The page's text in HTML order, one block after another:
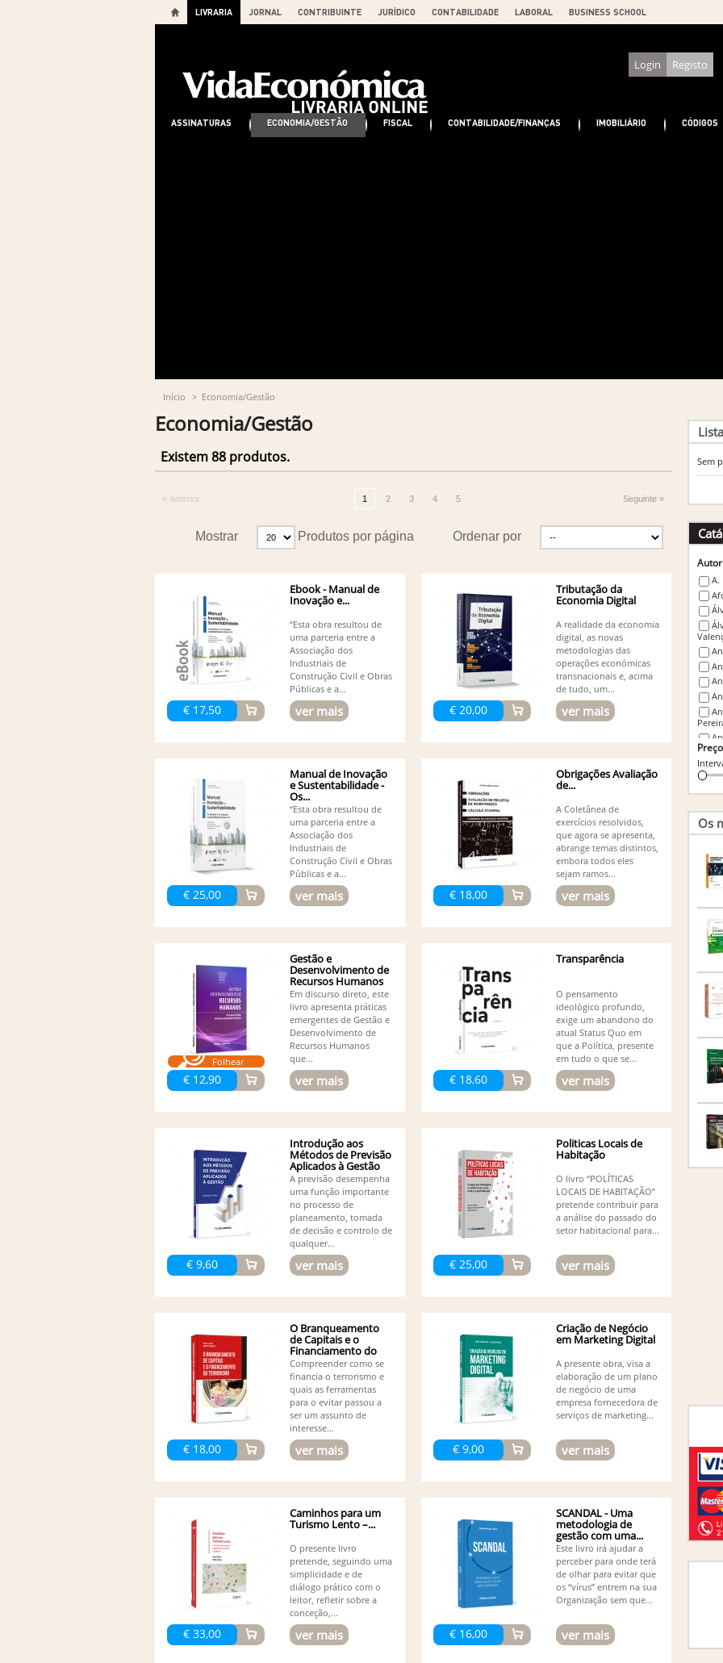
LIVRARIA JORNAL CONTRIBUINTE JURÍDICO CONTABILIDADE LABORAL BUSINESS SCHOOL
Login Registo
ASSINATURAS ECONOMIA/GESTÃO FISCAL CONTABILIDADE/FINANÇAS IMOBILIÁRIO CÓDIGOS
Início > Economia/Gestão
Economia/Gestão
Existem 88 produtos.
« Anterior 1 2 3 4 5 Seguinte »
Ordenar por
Mostrar Produtos por página
€ 17,50
Ebook - Manual de
Inovação e...
“Esta obra resultou de
uma parceria entre a
Associação dos
Industriais de
Construção Civil e Obras
Públicas e a...
ver mais € 20,00
Tributação da
Economia Digital
A realidade da economia
digital, as novas
metodologias das
operações económicas
transnacionais e, acima
de tudo, um...
ver mais
€ 25,00
Manual de Inovação
e Sustentabilidade -
Os...
“Esta obra resultou de
uma parceria entre a
Associação dos
Industriais de
Construção Civil e Obras
Públicas e a...
ver mais € 18,00
Obrigações Avaliação
de...
A Coletânea de
exercícios resolvidos,
que agora se apresenta,
abrange temas distintos,
embora todos eles
sejam ramos...
ver mais
Folhear
€ 12,90
Gestão e
Desenvolvimento de
Recursos Humanos
-...
Em discurso direto, este
livro apresenta práticas
emergentes de Gestão e
Desenvolvimento de
Recursos Humanos
que...
ver mais € 18,60
Transparência
O pensamento
ideológico profundo,
exige um abandono do
atual Status Quo em
que a Política, presente
em tudo o que se...
ver mais
€ 9,60
Introdução aos
Métodos de Previsão
Aplicados à Gestão
A previsão desempenha
uma função importante
no processo de
planeamento, tomada
de decisão e controlo de
qualquer...
ver mais € 25,00
Politicas Locais de
Habitação
O livro “POLÍTICAS
LOCAIS DE HABITAÇÃO”
pretende contribuir para
a análise do passado do
setor habitacional para...
ver mais
€ 18,00
O Branqueamento
de Capitais e o
Financiamento do
Terrorismo
Compreender como se
financia o terrorismo e
quais as ferramentas
para o evitar passou a
ser um assunto de
interesse...
ver mais € 9,00
Criação de Negócio
em Marketing Digital
A presente obra, visa a
elaboração de um plano
de negócio de uma
empresa fornecedora de
serviços de marketing...
ver mais
€ 33,00
Caminhos para um
Turismo Lento –...
O presente livro
pretende, seguindo uma
simplicidade e de
diálogo prático com o
leitor, refletir sobre a
conceção,...
ver mais € 16,00
SCANDAL - Uma
metodologia de
gestão com uma...
Este livro irá ajudar a
perceber para onde terá
de olhar para evitar que
os “vírus” entrem na sua
Organização sem que...
ver mais
Sem
Autor
A.
(1)
(1)
Preço
Os